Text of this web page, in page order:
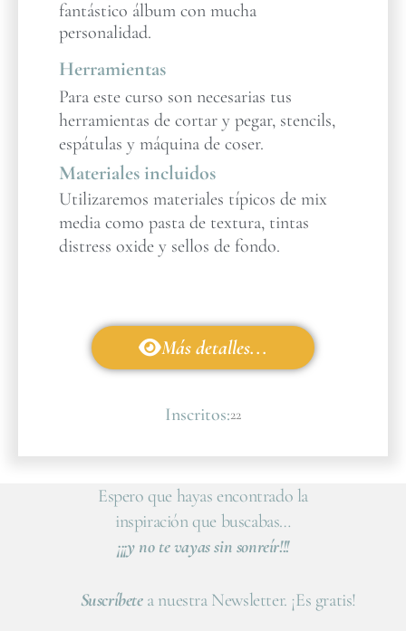
fantástico álbum con mucha
personalidad.
Herramientas
Para este curso son necesarias tus
herramientas de cortar y pegar, stencils,
espátulas y máquina de coser.
Materiales incluidos
Utilizaremos materiales típicos de mix
media como pasta de textura, tintas
distress oxide y sellos de fondo.
Más detalles...
Inscritos:22
Espero que hayas encontrado la
inspiración que buscabas…
¡¡¡y no te vayas sin sonreír!!!
Suscríbetea nuestra Newsletter. ¡Es gratis!